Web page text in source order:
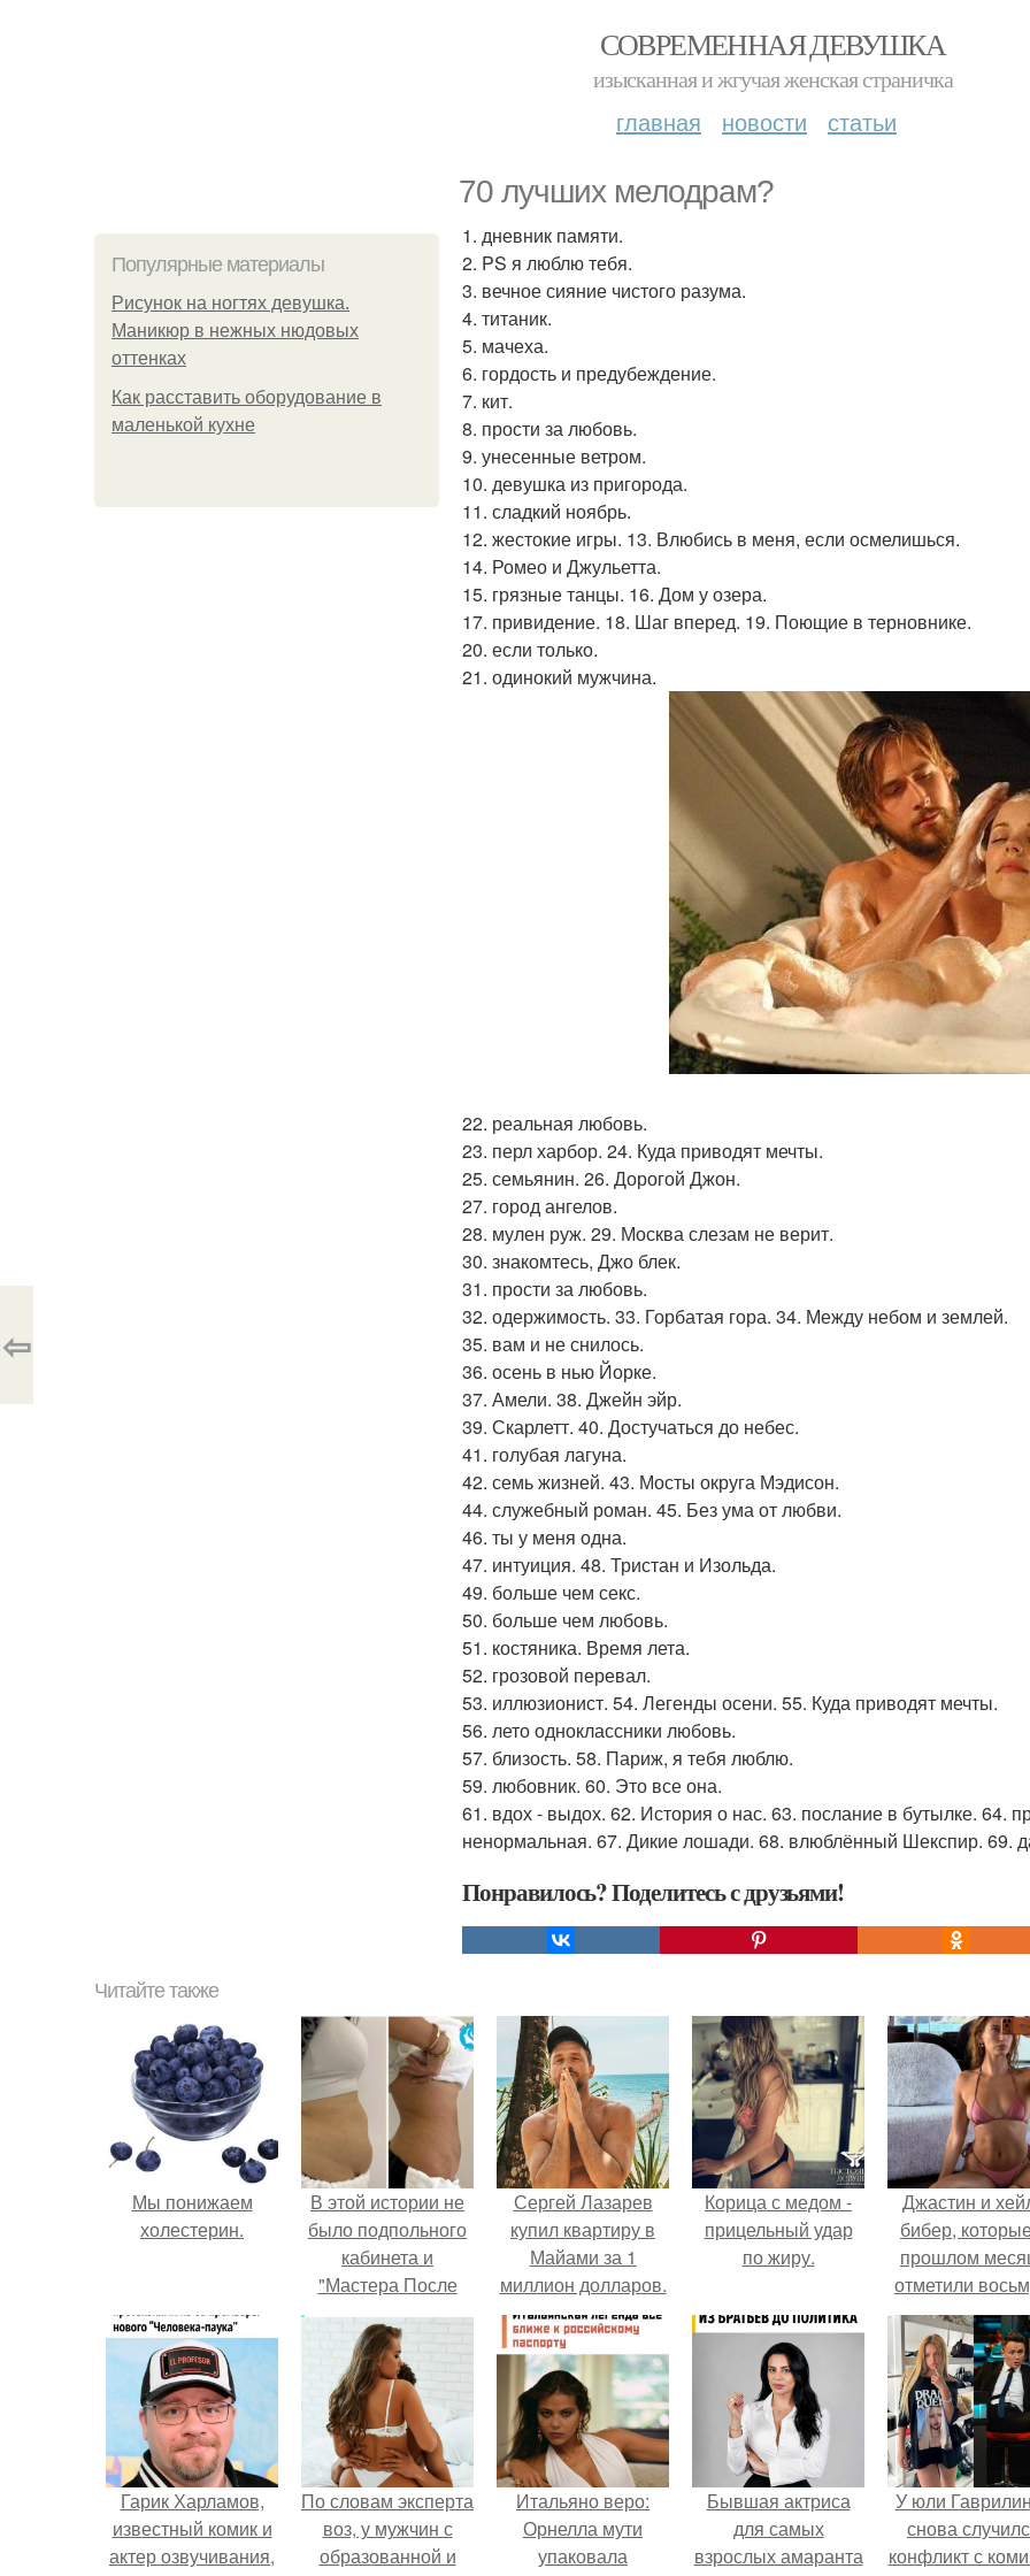
СОВРЕМЕННАЯ ДЕВУШКА
изысканная и жгучая женская страничка
главная новости статьи
70 лучших мелодрам?
Популярные материалы
Рисунок на ногтях девушка.
Маникюр в нежных нюдовых
оттенках
Как расставить оборудование в
маленькой кухне
1. дневник памяти.
2. PS я люблю тебя.
3. вечное сияние чистого разума.
4. титаник.
5. мачеха.
6. гордость и предубеждение.
7. кит.
8. прости за любовь.
9. унесенные ветром.
10. девушка из пригорода.
11. сладкий ноябрь.
12. жестокие игры. 13. Влюбись в меня, если осмелишься.
14. Ромео и Джульетта.
15. грязные танцы. 16. Дом у озера.
17. привидение. 18. Шаг вперед. 19. Поющие в терновнике.
20. если только.
21. одинокий мужчина.
22. реальная любовь.
23. перл харбор. 24. Куда приводят мечты.
25. семьянин. 26. Дорогой Джон.
27. город ангелов.
28. мулен руж. 29. Москва слезам не верит.
30. знакомтесь, Джо блек.
31. прости за любовь.
32. одержимость. 33. Горбатая гора. 34. Между небом и землей.
35. вам и не снилось.
36. осень в нью Йорке.
37. Амели. 38. Джейн эйр.
39. Скарлетт. 40. Достучаться до небес.
41. голубая лагуна.
42. семь жизней. 43. Мосты округа Мэдисон.
44. служебный роман. 45. Без ума от любви.
46. ты у меня одна.
47. интуиция. 48. Тристан и Изольда.
49. больше чем секс.
50. больше чем любовь.
51. костяника. Время лета.
52. грозовой перевал.
53. иллюзионист. 54. Легенды осени. 55. Куда приводят мечты.
56. лето одноклассники любовь.
57. близость. 58. Париж, я тебя люблю.
59. любовник. 60. Это все она.
61. вдох - выдох. 62. История о нас. 63. послание в бутылке. 64.
ненормальная. 67. Дикие лошади. 68. влюблённый Шекспир. 69.
Понравилось? Поделитесь с друзьями!
⇦
Читайте также
Мы понижаем
холестерин.
В этой истории не
было подпольного
кабинета и
"Мастера После
Двухнедельных
Курсов".
Сергей Лазарев
купил квартиру в
Майами за 1
миллион долларов.
Корица с медом -
прицельный удар
по жиру.
Джастин и
бибер,
прошлом
отметили
годовщину
помолвки,
новые фото
совместного
отдыха.
Гарик Харламов,
известный комик и
актер озвучивания,
По словам эксперта
воз, у мужчин с
образованной и
Итальяно веро:
Орнелла мути
упаковала
Бывшая актриса
для самых
взрослых амаранта
У юли
снова
конфликт с